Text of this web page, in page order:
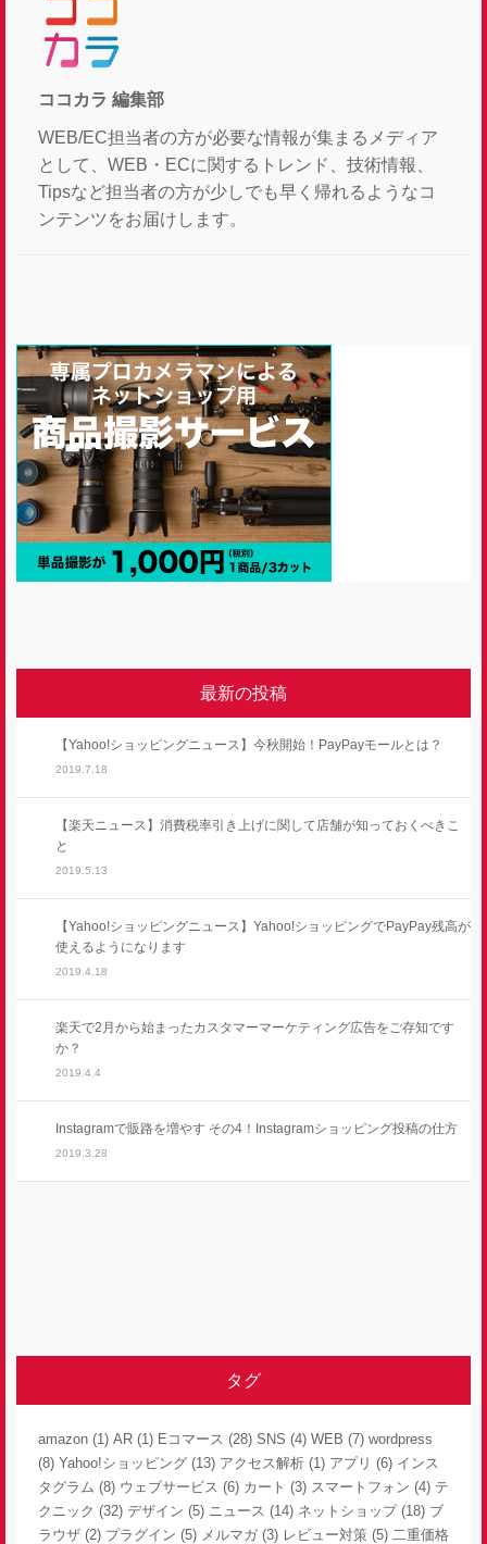
ココカラ 編集部
WEB/EC担当者の方が必要な情報が集まるメディア
として、WEB・ECに関するトレンド、技術情報、
Tipsなど担当者の方が少しでも早く帰れるようなコ
ンテンツをお届けします。
最新の投稿
【Yahoo!ショッピングニュース】今秋開始！PayPayモールとは？
2019.7.18
【楽天ニュース】消費税率引き上げに関して店舗が知っておくべきこ
と
2019.5.13
【Yahoo!ショッピングニュース】Yahoo!ショッピングでPayPay残高が
使えるようになります
2019.4.18
楽天で2月から始まったカスタマーマーケティング広告をご存知です
か？
2019.4.4
Instagramで販路を増やす その4！Instagramショッピング投稿の仕方
2019.3.28
タグ
amazon (1) AR (1) Eコマース (28) SNS (4) WEB (7) wordpress
(8) Yahoo!ショッピング (13) アクセス解析 (1) アプリ (6) インス
タグラム (8) ウェブサービス (6) カート (3) スマートフォン (4) テ
クニック (32) デザイン (5) ニュース (14) ネットショップ(18) ブ
ラウザ (2) プラグイン (5) メルマガ (3) レビュー対策 (5) 二重価格